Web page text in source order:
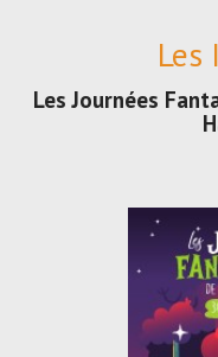
Les
Les Journées